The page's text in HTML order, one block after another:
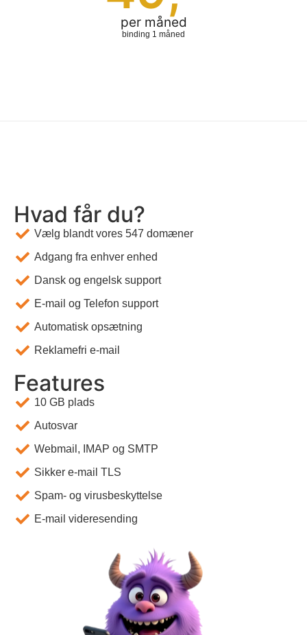
per måned
binding 1 måned
Hvad får du?
Vælg blandt vores 547 domæner
Adgang fra enhver enhed
Dansk og engelsk support
E-mail og Telefon support
Automatisk opsætning
Reklamefri e-mail
Features
10 GB plads
Autosvar
Webmail, IMAP og SMTP
Sikker e-mail TLS
Spam- og virusbeskyttelse
E-mail videresending